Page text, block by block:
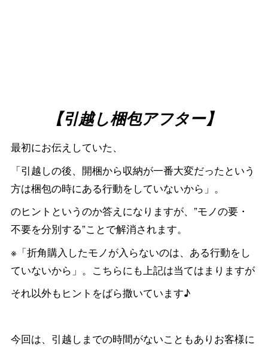
【引越し梱包アフター】
最初にお伝えしていた、
「引越しの後、開梱から収納が一番大変だったという
方は梱包の時にある行動をしていないから」。
のヒントというのか答えになりますが、”モノの要・
不要を分別する”ことで解消されます。
※「折角購入したモノが入らないのは、ある行動をし
ていないから」。こちらにも上記は当てはまりますが
それ以外もヒントをばら撒いています♪
今回は、引越しまでの時間がないこともありお客様に